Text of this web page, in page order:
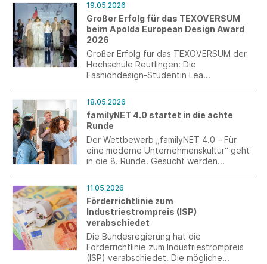
Beteiligungsprozesse auf EU- und
nationaler Ebene, bei denen Ihre
Rückmeldungen gefragt sind.
19.05.2026
Großer Erfolg für das TEXOVERSUM
beim Apolda European Design Award
2026
Großer Erfolg für das TEXOVERSUM der
Hochschule Reutlingen: Die
Fashiondesign-Studentin Lea
Design, wurde beim Apolda European
Design Award 2026 mit dem 3. Platz
ausgezeichnet.
18.05.2026
familyNET 4.0 startet in die achte
Runde
Der Wettbewerb „familyNET 4.0 – Für
eine moderne Unternehmenskultur“ geht
in die 8. Runde. Gesucht werden
Führung, gelebter Vielfalt,
Gesundheitsförderung oder echter
Vereinbarkeit.
11.05.2026
Förderrichtlinie zum
Industriestrompreis (ISP)
verabschiedet
Die Bundesregierung hat die
Förderrichtlinie zum Industriestrompreis
(ISP) verabschiedet. Die mögliche